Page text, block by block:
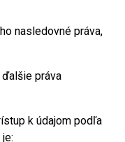
nasledovné práva,
práva
k údajom podľa